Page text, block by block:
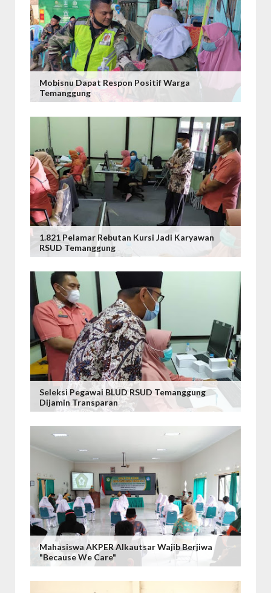
Mobisnu Dapat Respon Positif Warga
Temanggung
1.821 Pelamar Rebutan Kursi Jadi Karyawan
RSUD Temanggung
Seleksi Pegawai BLUD RSUD Temanggung
Dijamin Transparan
Mahasiswa AKPER Alkautsar Wajib Berjiwa
"Because We Care"